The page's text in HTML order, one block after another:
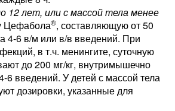
12 лет, или с массой тела менее
Цефабола®, составляющую от 50
4-6 в/м или в/в введений. При
в т.ч. менингите, суточную
до 200 мг/кг, внутримышечно
6 введений. У детей с массой тела
дозировки, указанные для